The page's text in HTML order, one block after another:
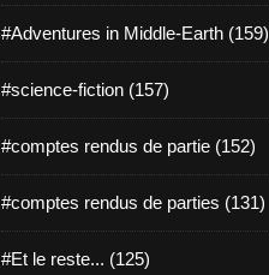
#Adventures in Middle-Earth (159)
#science-fiction (157)
#comptes rendus de partie (152)
#comptes rendus de parties (131)
#Et le reste... (125)